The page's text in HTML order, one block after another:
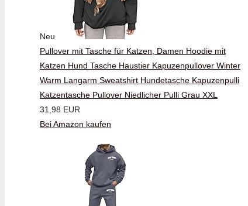
Neu
Pullover mit Tasche für Katzen, Damen Hoodie mit
Katzen Hund Tasche Haustier Kapuzenpullover Winter
Warm Langarm Sweatshirt Hundetasche Kapuzenpulli
Katzentasche Pullover Niedlicher Pulli Grau XXL
31,98 EUR
Bei Amazon kaufen